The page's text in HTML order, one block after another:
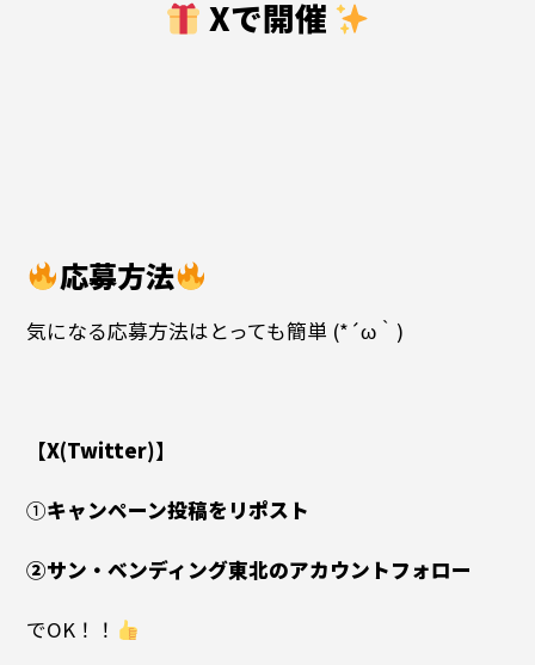
Xで開催
応募方法
気になる応募方法はとっても簡単 (*´ω｀)
【X(Twitter)】
①キャンペーン投稿をリポスト
②サン・ベンディング東北のアカウントフォロー
でOK！！